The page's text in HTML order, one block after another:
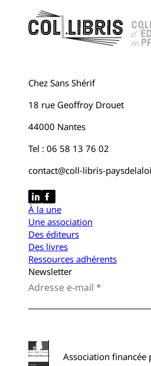
Chez Sans Shérif
18 rue Geoffroy Drouet
44000 Nantes
Tel : 06 58 13 76 02
contact@coll-libris-
À la une
Une association
Des éditeurs
Des livres
Ressources adhérents
Newsletter
Association financée